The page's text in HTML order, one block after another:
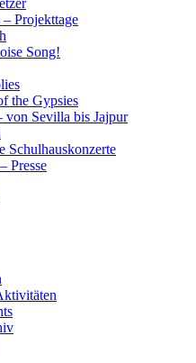
Projekttage
Song!
the Gypsies
von Sevilla bis Jajpur
Schulhauskonzerte
Presse